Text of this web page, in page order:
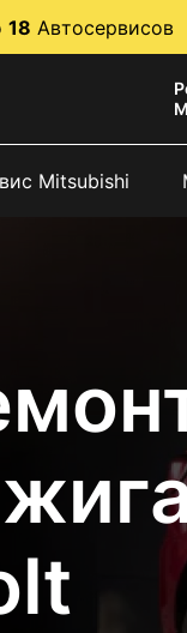
18 Автосервисов
Mitsubishi